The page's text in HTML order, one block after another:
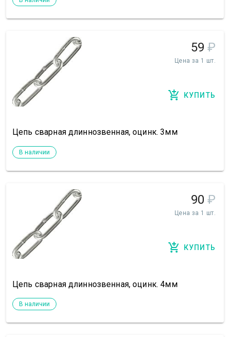
59 ₽
Цена за 1 шт.
КУПИТЬ
Цепь сварная длиннозвенная, оцинк. 3мм
В наличии
90 ₽
Цена за 1 шт.
КУПИТЬ
Цепь сварная длиннозвенная, оцинк. 4мм
В наличии